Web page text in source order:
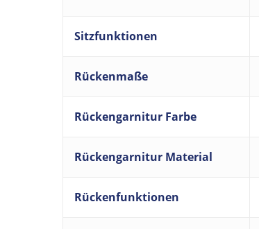
Sitzfunktionen
Rückenmaße
Rückengarnitur Farbe
Rückengarnitur Material
Rückenfunktionen